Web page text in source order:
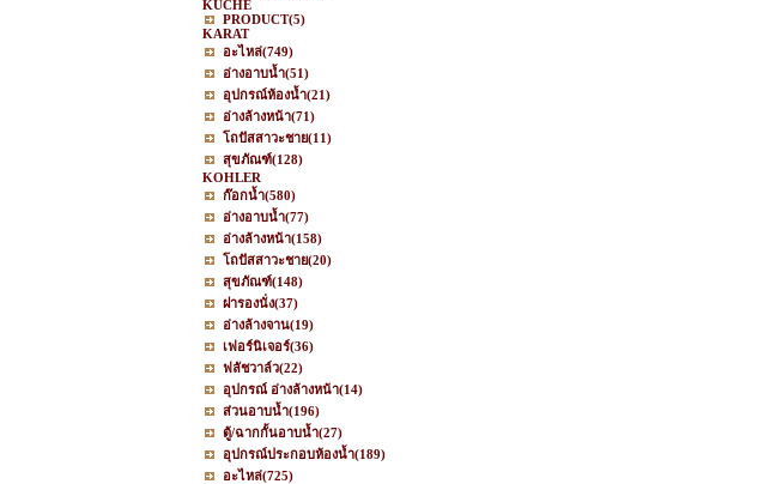
KUCHE
PRODUCT(5)
KARAT
อะไหล่(749)
อ่างอาบน้ำ(51)
อุปกรณ์ห้องน้ำ(21)
อ่างล้างหน้า(71)
โถปัสสาวะชาย(11)
สุขภัณฑ์(128)
KOHLER
ก๊อกน้ำ(580)
อ่างอาบน้ำ(77)
อ่างล้างหน้า(158)
โถปัสสาวะชาย(20)
สุขภัณฑ์(148)
ฝารองนั่ง(37)
อ่างล้างจาน(19)
เฟอร์นิเจอร์(36)
ฟลัชวาล์ว(22)
อุปกรณ์ อ่างล้างหน้า(14)
ส่วนอาบน้ำ(196)
ตู้/ฉากกั้นอาบน้ำ(27)
อุปกรณ์ประกอบห้องน้ำ(189)
อะไหล่(725)